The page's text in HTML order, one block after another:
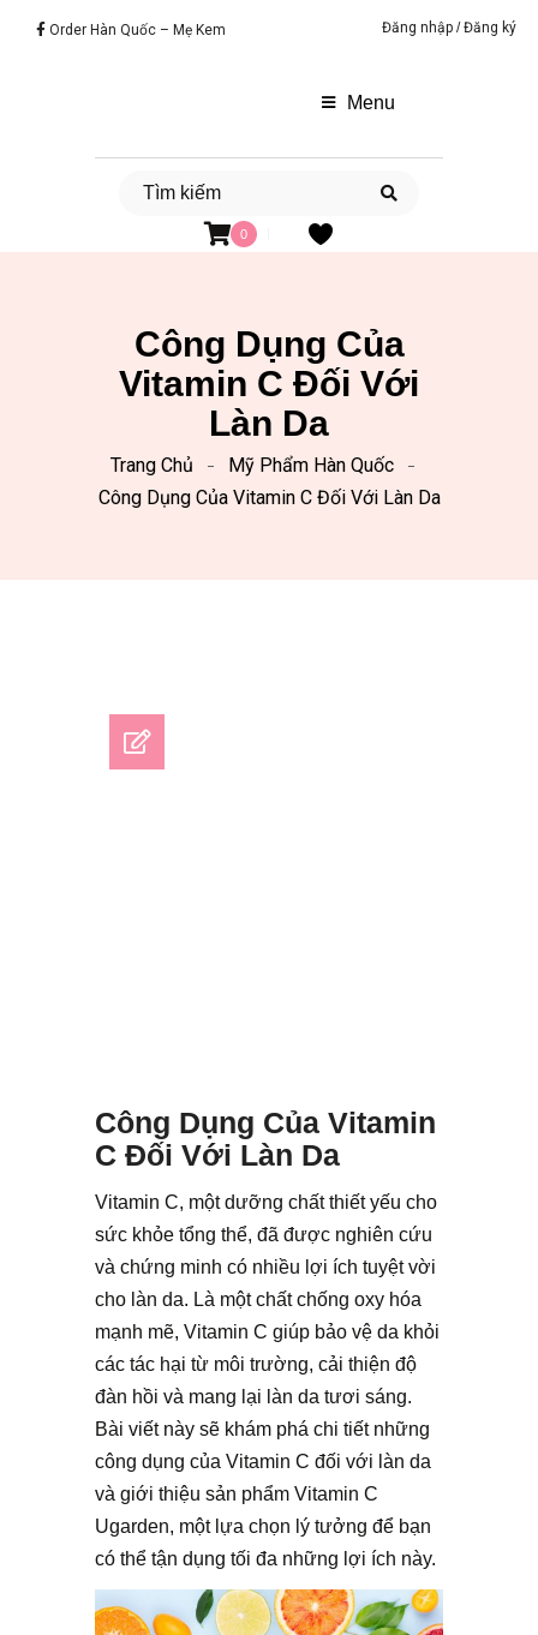
Order Hàn Quốc – Mẹ Kem Đăng nhập /Đăng ký
Menu
0
Công Dụng Của
Vitamin C Đối Với
Làn Da
Trang Chủ
Mỹ Phẩm Hàn Quốc
Công Dụng Của Vitamin C Đối Với Làn Da
Công Dụng Của Vitamin
C Đối Với Làn Da
Vitamin C, một dưỡng chất thiết yếu cho
sức khỏe tổng thể, đã được nghiên cứu
và chứng minh có nhiều lợi ích tuyệt vời
cho làn da. Là một chất chống oxy hóa
mạnh mẽ, Vitamin C giúp bảo vệ da khỏi
các tác hại từ môi trường, cải thiện độ
đàn hồi và mang lại làn da tươi sáng.
Bài viết này sẽ khám phá chi tiết những
công dụng của Vitamin C đối với làn da
và giới thiệu sản phẩm Vitamin C
Ugarden, một lựa chọn lý tưởng để bạn
có thể tận dụng tối đa những lợi ích này.